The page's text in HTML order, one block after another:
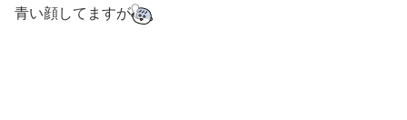
青い顔してますが